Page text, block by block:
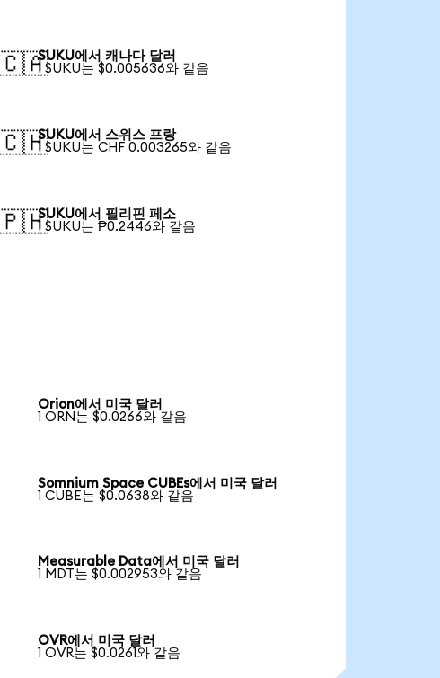
SUKU에서 캐나다 달러
1 SUKU는 $0.005636와 같음
SUKU에서 스위스 프랑
1 SUKU는 CHF 0.003265와 같음
SUKU에서 필리핀 페소
1 SUKU는 ₱0.2446와 같음
Orion에서 미국 달러
1 ORN는 $0.0266와 같음
Somnium Space CUBEs에서 미국 달러
1 CUBE는 $0.0638와 같음
Measurable Data에서 미국 달러
1 MDT는 $0.002953와 같음
OVR에서 미국 달러
1 OVR는 $0.0261와 같음